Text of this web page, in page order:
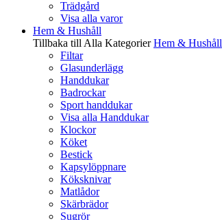
Trädgård
Visa alla varor
Hem & Hushåll
Tillbaka till Alla Kategorier Hem & Hushåll
Filtar
Glasunderlägg
Handdukar
Badrockar
Sport handdukar
Visa alla Handdukar
Klockor
Köket
Bestick
Kapsylöppnare
Köksknivar
Matlådor
Skärbrädor
Sugrör